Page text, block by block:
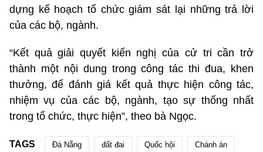
dựng kế hoạch tổ chức giám sát lại những trả lời
của các bộ, ngành.
“Kết quả giải quyết kiến nghị của cử tri cần trở
thành một nội dung trong công tác thi đua, khen
thưởng, để đánh giá kết quả thực hiện công tác,
nhiệm vụ của các bộ, ngành, tạo sự thống nhất
trong tổ chức, thực hiện”, theo bà Ngọc.
TAGS Đà Nẵng đất đai Quốc hội Chánh án